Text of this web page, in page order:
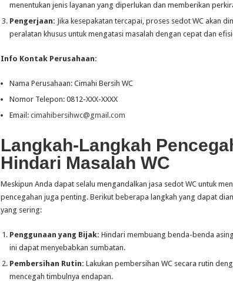
menentukan jenis layanan yang diperlukan dan memberikan
Pengerjaan: Jika kesepakatan tercapai, proses sedot WC akan
peralatan khusus untuk mengatasi masalah dengan cepat dan
Info Kontak Perusahaan:
Nama Perusahaan: Cimahi Bersih WC
Nomor Telepon: 0812-XXX-XXXX
Email: cimahibersihwc@gmail.com
Langkah-Langkah
Hindari Masalah WC
Meskipun Anda dapat selalu mengandalkan jasa sedot WC untuk
pencegahan juga penting. Berikut beberapa langkah yang dapat
yang sering:
Penggunaan yang Bijak: Hindari membuang benda-benda
ini dapat menyebabkan sumbatan.
Pembersihan Rutin: Lakukan pembersihan WC secara rutin
mencegah timbulnya endapan.